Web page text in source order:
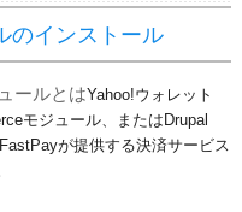
のインストール
ールとはYahoo!ウォレット
モジュール、またはDrupal
が提供する決済サービス